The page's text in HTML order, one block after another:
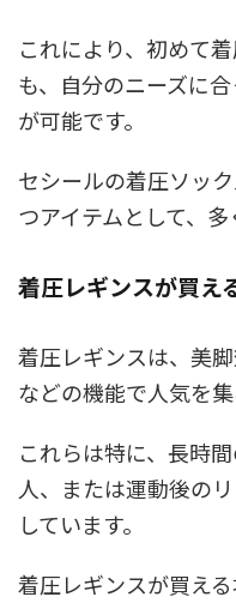
これにより、初めて
も、自分のニーズに
が可能です。
セシールの着圧ソッ
つアイテムとして、多
着圧レギンスが買え
着圧レギンスは、美
などの機能で人気を集
これらは特に、長時
人、または運動後の
しています。
着圧レギンスが買え